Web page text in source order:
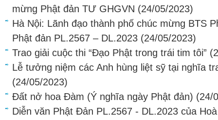
mừng Phật đản TƯ GHGVN (24/05/2023)
Hà Nội: Lãnh đạo thành phố chúc mừng BTS
Phật đản PL.2567 – DL.2023 (24/05/2023)
Trao giải cuộc thi “Đạo Phật trong trái tim tôi”
Lễ tưởng niệm các Anh hùng liệt sỹ tại nghĩa
(24/05/2023)
Đất nở hoa Đàm (Ý nghĩa ngày Phật đản) (24/
Diễn văn Phật Đản PL.2567 - DL.2023 của